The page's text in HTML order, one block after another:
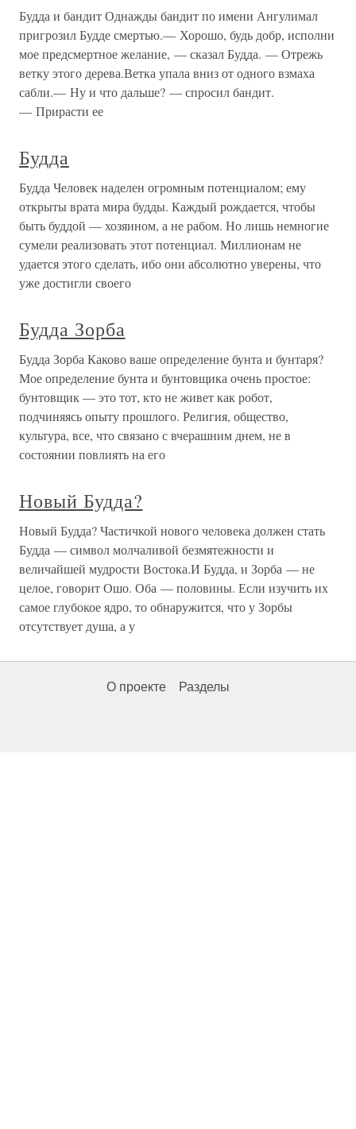
Будда и бандит Однажды бандит по имени Ангулимал
пригрозил Будде смертью.— Хорошо, будь добр, исполни
мое предсмертное желание, — сказал Будда. — Отрежь
ветку этого дерева.Ветка упала вниз от одного взмаха
сабли.— Ну и что дальше? — спросил бандит.
— Прирасти ее
Будда
Будда Человек наделен огромным потенциалом; ему
открыты врата мира будды. Каждый рождается, чтобы
быть буддой — хозяином, а не рабом. Но лишь немногие
сумели реализовать этот потенциал. Миллионам не
удается этого сделать, ибо они абсолютно уверены, что
уже достигли своего
Будда Зорба
Будда Зорба Каково ваше определение бунта и бунтаря?
Мое определение бунта и бунтовщика очень простое:
бунтовщик — это тот, кто не живет как робот,
подчиняясь опыту прошлого. Религия, общество,
культура, все, что связано с вчерашним днем, не в
состоянии повлиять на его
Новый Будда?
Новый Будда? Частичкой нового человека должен стать
Будда — символ молчаливой безмятежности и
величайшей мудрости Востока.И Будда, и Зорба — не
целое, говорит Ошо. Оба — половины. Если изучить их
самое глубокое ядро, то обнаружится, что у Зорбы
отсутствует душа, а у
О проекте Разделы